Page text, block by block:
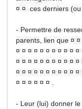
¤ ¤ ces derniers
- Permettre de
parents, lien que ¤
¤ ¤ ¤ ¤ ¤ ¤ ¤ ¤ ¤ ¤
¤ ¤ ¤ ¤ ¤ ¤ ¤ ¤ ¤ ¤
¤ ¤ ¤ ¤ ¤ ¤ ¤ ¤ ¤ ¤
¤ ¤ ¤ ¤ ¤ ¤ .
- Leur (lui) donner